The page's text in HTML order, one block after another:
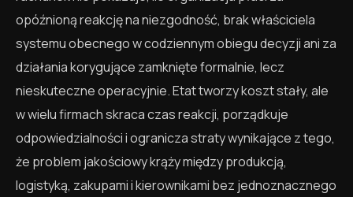
opóźnioną reakcję na niezgodność, brak właściciela
systemu obecnego w codziennym obiegu decyzji ani za
działania korygujące zamknięte formalnie, lecz
nieskuteczne operacyjnie. Etat tworzy koszt stały, ale
w wielu firmach skraca czas reakcji, porządkuje
odpowiedzialności i ogranicza straty wynikające z tego,
że problem jakościowy krąży między produkcją,
logistyką, zakupami i kierownikami bez jednoznacznego